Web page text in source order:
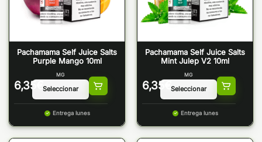
Pachamama Self Juice Salts
Purple Mango 10ml
6,35 €
MG
Entrega lunes
Pachamama Self Juice Salts
Mint Julep V2 10ml
6,35 €
MG
Entrega lunes